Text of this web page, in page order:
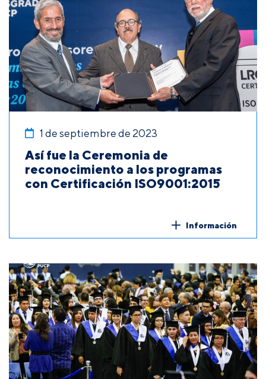
1 de septiembre de 2023
Así fue la Ceremonia de
reconocimiento a los programas
con Certificación ISO9001:2015
Información